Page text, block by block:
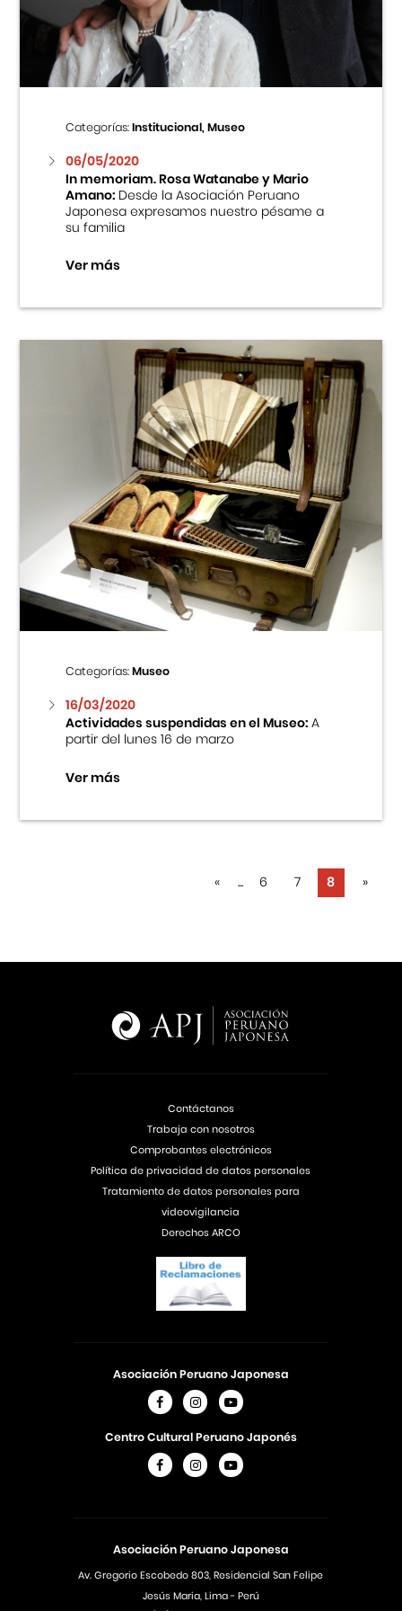
Centro Cultural Peruano Japonés
Cursos
Museo de la Inmigración Japonesa
Fondo Editorial
Teatro Peruano Japonés
Categorías:Institucional, Museo
06/05/2020
In memoriam. Rosa Watanabe y Mario
Amano:Desde la Asociación Peruano
Japonesa expresamos nuestro pésame a
su familia
Ver más
Categorías:Museo
16/03/2020
Actividades suspendidas en el Museo:A
partir del lunes 16 de marzo
Ver más
« ... 6 7 8 »
Asociación Peruano Japonesa
Av. Gregorio Escobedo 803, Residencial San Felipe
Jesús Maria, Lima - Perú
Asociación Peruano Japonesa
Centro Cultural Peruano Japonés
Contáctanos
Trabaja con nosotros
Comprobantes electrónicos
Política de privacidad de datos personales
Tratamiento de datos personales para
videovigilancia
Derechos ARCO